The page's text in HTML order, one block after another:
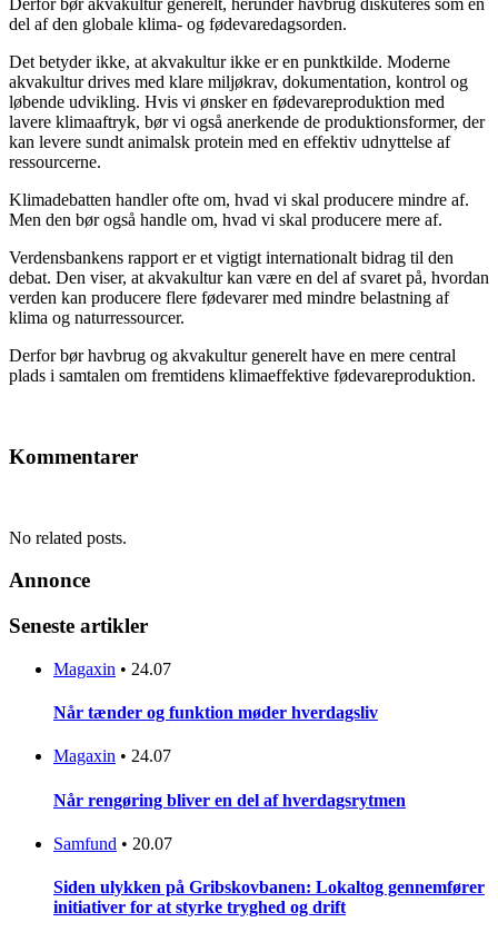
Derfor bør akvakultur generelt, herunder havbrug diskuteres som en
del af den globale klima- og fødevaredagsorden.
Det betyder ikke, at akvakultur ikke er en punktkilde. Moderne
akvakultur drives med klare miljøkrav, dokumentation, kontrol og
løbende udvikling. Hvis vi ønsker en fødevareproduktion med
lavere klimaaftryk, bør vi også anerkende de produktionsformer, der
kan levere sundt animalsk protein med en effektiv udnyttelse af
ressourcerne.
Klimadebatten handler ofte om, hvad vi skal producere mindre af.
Men den bør også handle om, hvad vi skal producere mere af.
Verdensbankens rapport er et vigtigt internationalt bidrag til den
debat. Den viser, at akvakultur kan være en del af svaret på, hvordan
verden kan producere flere fødevarer med mindre belastning af
klima og naturressourcer.
Derfor bør havbrug og akvakultur generelt have en mere central
plads i samtalen om fremtidens klimaeffektive fødevareproduktion.
Kommentarer
No related posts.
Annonce
Seneste artikler
Magaxin • 24.07
Når tænder og funktion møder hverdagsliv
Magaxin • 24.07
Når rengøring bliver en del af hverdagsrytmen
Samfund • 20.07
Siden ulykken på Gribskovbanen: Lokaltog gennemfører
initiativer for at styrke tryghed og drift